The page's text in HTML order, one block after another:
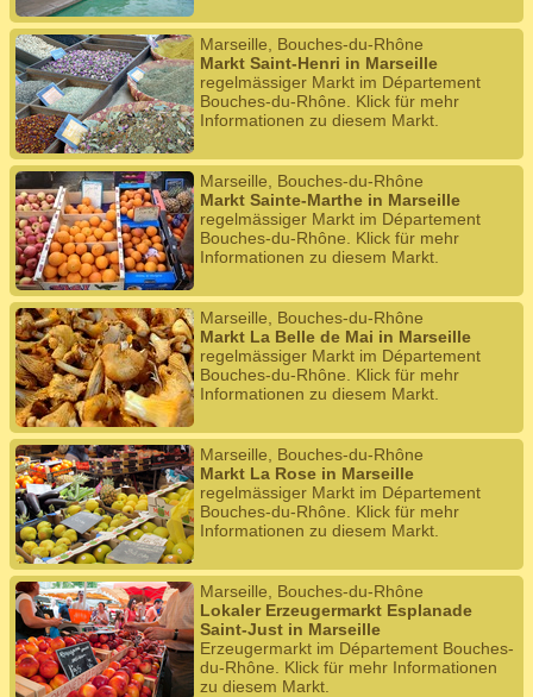
Marseille, Bouches-du-Rhône
Markt Saint-Henri in Marseille
regelmässiger Markt im Département
Bouches-du-Rhône. Klick für mehr
Informationen zu diesem Markt.
Marseille, Bouches-du-Rhône
Markt Sainte-Marthe in Marseille
regelmässiger Markt im Département
Bouches-du-Rhône. Klick für mehr
Informationen zu diesem Markt.
Marseille, Bouches-du-Rhône
Markt La Belle de Mai in Marseille
regelmässiger Markt im Département
Bouches-du-Rhône. Klick für mehr
Informationen zu diesem Markt.
Marseille, Bouches-du-Rhône
Markt La Rose in Marseille
regelmässiger Markt im Département
Bouches-du-Rhône. Klick für mehr
Informationen zu diesem Markt.
Marseille, Bouches-du-Rhône
Lokaler Erzeugermarkt Esplanade
Saint-Just in Marseille
Erzeugermarkt im Département Bouches-
du-Rhône. Klick für mehr Informationen
zu diesem Markt.